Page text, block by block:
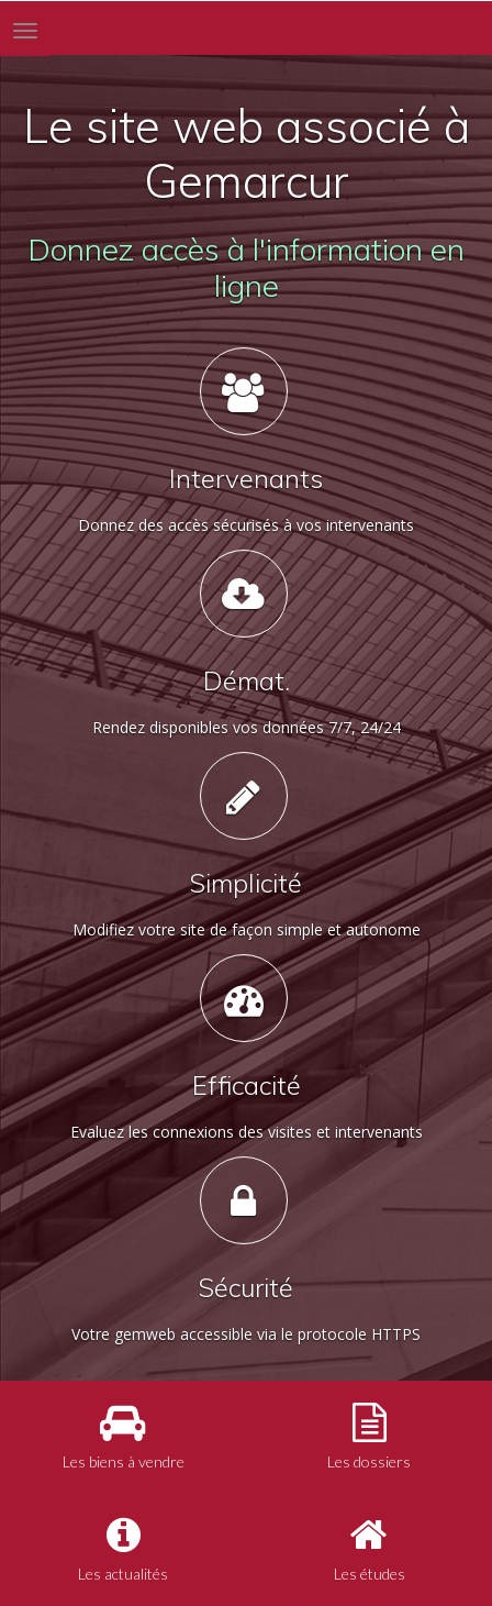
Toggle
navigation
Le site web associé à
Gemarcur
Donnez accès à l'information en
ligne
Intervenants
Donnez des accès sécurisés à vos intervenants
Démat.
Rendez disponibles vos données 7/7, 24/24
Simplicité
Modifiez votre site de façon simple et autonome
Efficacité
Evaluez les connexions des visites et intervenants
Sécurité
Votre gemweb accessible via le protocole HTTPS
Les biens à vendre Les dossiers
Les actualités Les études